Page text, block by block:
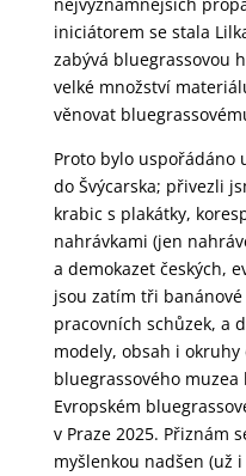
iniciátorem se stala
zabývá bluegrassovou
velké množství
věnovat
Proto bylo uspořádáno
do Švýcarska; přivezli
krabic s plakátky,
nahrávkami (jen
a demokazet českých,
jsou zatím tři
pracovních schůzek, a
modely, obsah i
bluegrassového
Evropském
v Praze 2025. Přiznám
myšlenkou nadšen (už